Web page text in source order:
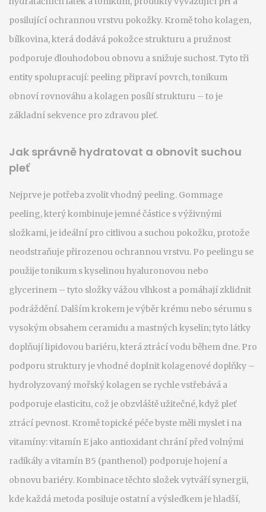
posilující ochrannou vrstvu pokožky. Kromě toho kolagen,
bílkovina, která dodává pokožce strukturu a pružnost
podporuje dlouhodobou obnovu a snižuje suchost. Tyto tři
entity spolupracují: peeling připraví povrch, tonikum
obnoví rovnováhu a kolagen posílí strukturu – to je
základní sekvence pro zdravou pleť.
Jak správně hydratovat a obnovit suchou
pleť
Nejprve je potřeba zvolit vhodný peeling. Gommage
peeling, který kombinuje jemné částice s výživnými
složkami, je ideální pro citlivou a suchou pokožku, protože
neodstraňuje přirozenou ochrannou vrstvu. Po peelingu se
použije tonikum s kyselinou hyaluronovou nebo
glycerinem – tyto složky vážou vlhkost a pomáhají zklidnit
podráždění. Dalším krokem je výběr krému nebo sérumu s
vysokým obsahem ceramidu a mastných kyselin; tyto látky
doplňují lipidovou bariéru, která ztrácí vodu během dne. Pro
podporu struktury je vhodné doplnit kolagenové doplňky –
hydrolyzovaný mořský kolagen se rychle vstřebává a
podporuje elasticitu, což je obzvláště užitečné, když pleť
ztrácí pevnost. Kromě topické péče byste měli myslet i na
vitamíny: vitamín E jako antioxidant chrání před volnými
radikály a vitamín B5 (panthenol) podporuje hojení a
obnovu bariéry. Kombinace těchto složek vytváří synergii,
kde každá metoda posiluje ostatní a výsledkem je hladší,